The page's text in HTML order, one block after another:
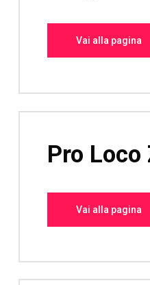
Vai alla pagina
Pro Loco
Vai alla pagina